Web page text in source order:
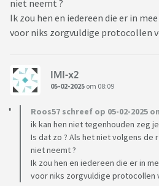
niet neemt ?
Ik zou hen en iedereen die er in
voor niks zorgvuldige protocollen
IMI-x2
05-02-2025 om 08:09
Roos57 schreef op 05-02-2025
ik kan hen niet tegenhouden zeg je
Is dat zo ? Als het niet volgens de
niet neemt ?
Ik zou hen en iedereen die er in
voor niks zorgvuldige protocollen